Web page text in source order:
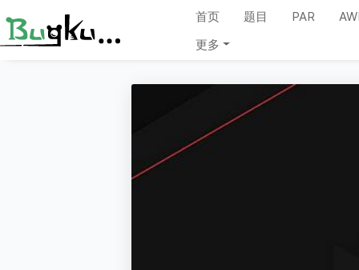
首页 题目 PAR
更多